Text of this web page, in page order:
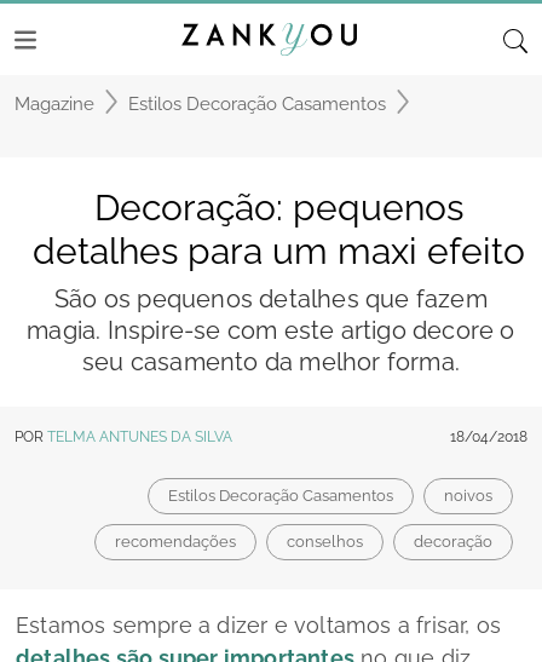
Magazine Estilos Decoração Casamentos
Decoração: pequenos
detalhes para um maxi efeito
São os pequenos detalhes que fazem
magia. Inspire-se com este artigo decore o
seu casamento da melhor forma.
POR TELMA ANTUNES DA SILVA 18/04/2018
Estilos Decoração Casamentos noivos
recomendações conselhos decoração
Estamos sempre a dizer e voltamos a frisar, os